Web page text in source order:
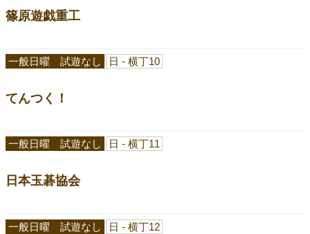
篠原遊戯重工
てんつく！
一般日曜 試遊なし 日 - 横丁10
日本玉碁協会
一般日曜 試遊なし 日 - 横丁11
一般日曜 試遊なし 日 - 横丁12